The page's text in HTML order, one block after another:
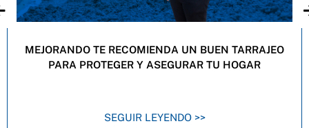
MEJORANDO TE RECOMIENDA UN BUEN TARRAJEO
PARA PROTEGER Y ASEGURAR TU HOGAR
SEGUIR LEYENDO >>